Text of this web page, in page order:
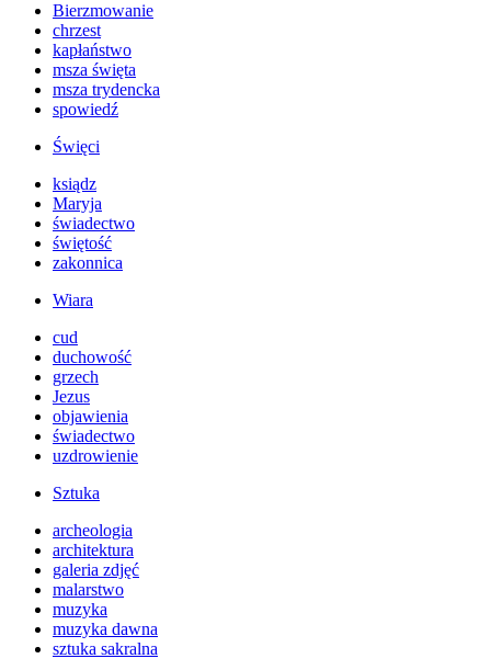
Bierzmowanie
chrzest
kapłaństwo
msza święta
msza trydencka
spowiedź
Święci
ksiądz
Maryja
świadectwo
świętość
zakonnica
Wiara
cud
duchowość
grzech
Jezus
objawienia
świadectwo
uzdrowienie
Sztuka
archeologia
architektura
galeria zdjęć
malarstwo
muzyka
muzyka dawna
sztuka sakralna